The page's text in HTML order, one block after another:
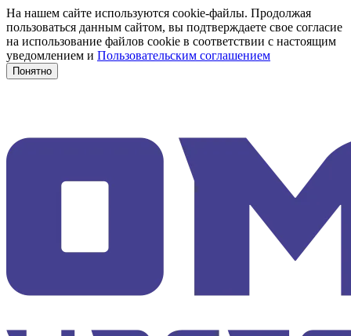
На нашем сайте используются cookie-файлы. Продолжая
пользоваться данным сайтом, вы подтверждаете свое согласие
на использование файлов cookie в соответствии с настоящим
уведомлением и Пользовательским соглашением
Понятно